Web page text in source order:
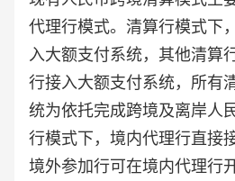
代理行模式。清算行模式下
入大额支付系统，其他清算
行接入大额支付系统，所有
统为依托完成跨境及离岸人
行模式下，境内代理行直接
境外参加行可在境内代理行